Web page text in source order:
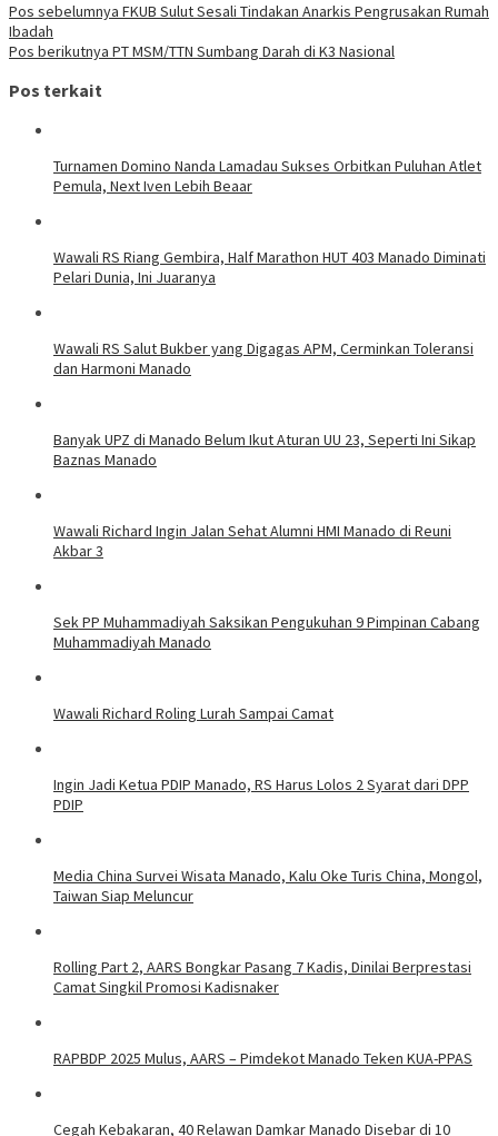
Pos sebelumnya FKUB Sulut Sesali Tindakan Anarkis Pengrusakan Rumah
Ibadah
Pos berikutnya PT MSM/TTN Sumbang Darah di K3 Nasional
Pos terkait
Turnamen Domino Nanda Lamadau Sukses Orbitkan Puluhan Atlet
Pemula, Next Iven Lebih Beaar
Wawali RS Riang Gembira, Half Marathon HUT 403 Manado Diminati
Pelari Dunia, Ini Juaranya
Wawali RS Salut Bukber yang Digagas APM, Cerminkan Toleransi
dan Harmoni Manado
Banyak UPZ di Manado Belum Ikut Aturan UU 23, Seperti Ini Sikap
Baznas Manado
Wawali Richard Ingin Jalan Sehat Alumni HMI Manado di Reuni
Akbar 3
Sek PP Muhammadiyah Saksikan Pengukuhan 9 Pimpinan Cabang
Muhammadiyah Manado
Wawali Richard Roling Lurah Sampai Camat
Ingin Jadi Ketua PDIP Manado, RS Harus Lolos 2 Syarat dari DPP
PDIP
Media China Survei Wisata Manado, Kalu Oke Turis China, Mongol,
Taiwan Siap Meluncur
Rolling Part 2, AARS Bongkar Pasang 7 Kadis, Dinilai Berprestasi
Camat Singkil Promosi Kadisnaker
RAPBDP 2025 Mulus, AARS – Pimdekot Manado Teken KUA-PPAS
Cegah Kebakaran, 40 Relawan Damkar Manado Disebar di 10